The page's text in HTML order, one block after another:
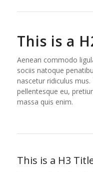
This is a
Aenean commodo
sociis natoque
nascetur ridiculus
pellentesque eu,
massa quis enim.
This is a H3